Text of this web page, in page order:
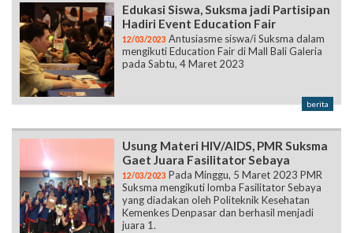
Edukasi Siswa, Suksma jadi Partisipan
Hadiri Event Education Fair
12/03/2023 Antusiasme siswa/i Suksma dalam
mengikuti Education Fair di Mall Bali Galeria
pada Sabtu, 4 Maret 2023
berita
Usung Materi HIV/AIDS, PMR Suksma
Gaet Juara Fasilitator Sebaya
12/03/2023 Pada Minggu, 5 Maret 2023 PMR
Suksma mengikuti lomba Fasilitator Sebaya
yang diadakan oleh Politeknik Kesehatan
Kemenkes Denpasar dan berhasil menjadi
juara 1.